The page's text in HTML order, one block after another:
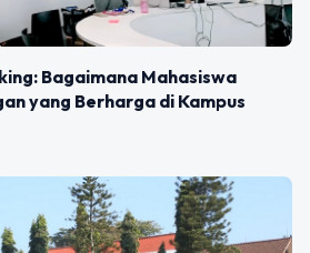
Bagaimana Mahasiswa
yang Berharga di Kampus